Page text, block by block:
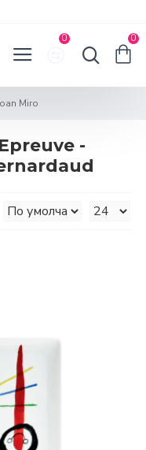
0 0
Miro
-